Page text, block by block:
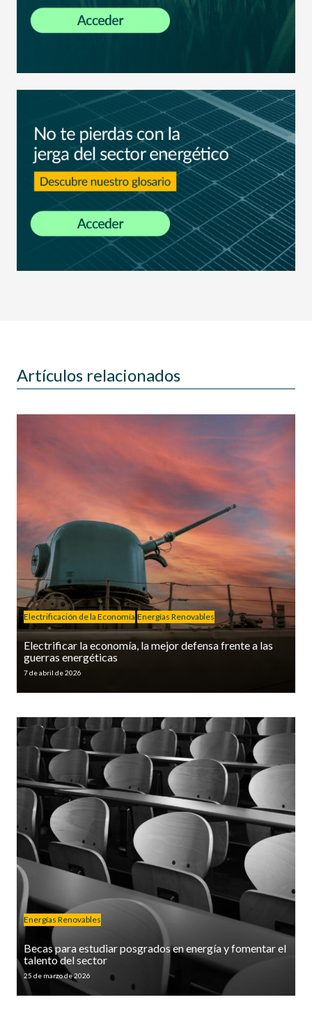
Artículos relacionados
Electrificación de la Economía Energías Renovables
Electrificar la economía, la mejor defensa frente a las
guerras energéticas
7 de abril de 2026
Energías Renovables
Becas para estudiar posgrados en energía y fomentar el
talento del sector
25 de marzo de 2026